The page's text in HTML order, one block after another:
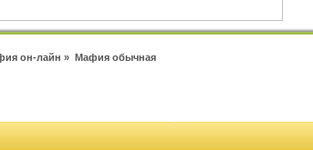
он-лайн » Мафия обычная